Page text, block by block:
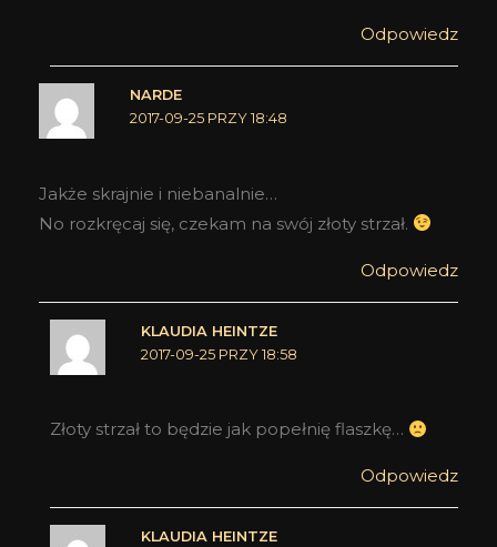
Odpowiedz
NARDE
2017-09-25 PRZY 18:48
Jakże skrajnie i niebanalnie…
No rozkręcaj się, czekam na swój złoty strzał.
Odpowiedz
KLAUDIA HEINTZE
2017-09-25 PRZY 18:58
Złoty strzał to będzie jak popełnię flaszkę…
Odpowiedz
KLAUDIA HEINTZE